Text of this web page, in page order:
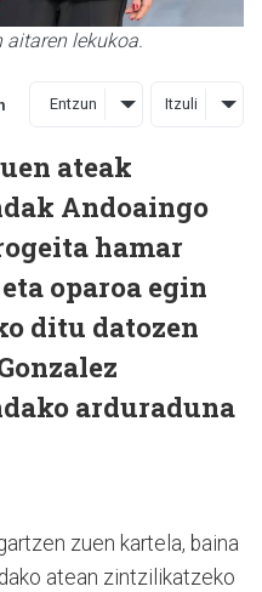
lekukoa.
Entzun Itzuli
ateak
Andoaingo
hamar
oparoa egin
ditu datozen
arduraduna
zuen kartela, baina
atean zintzilikatzeko